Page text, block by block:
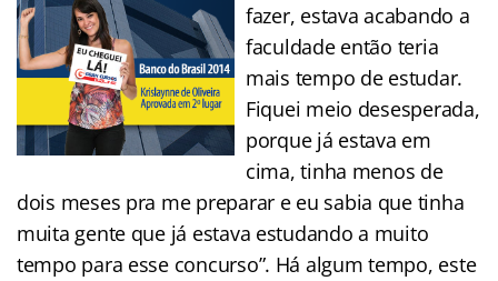
fazer, estava acabando a
faculdade então teria
mais tempo de estudar.
Fiquei meio desesperada,
porque já estava em
cima, tinha menos de
dois meses pra me preparar e eu sabia que tinha
muita gente que já estava estudando a muito
tempo para esse concurso”. Há algum tempo, este